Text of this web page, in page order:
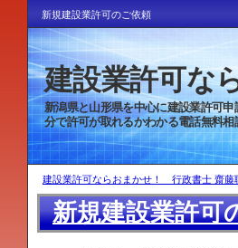
新規建設業許可のご依頼
建設業許可ならおまかせ！ 行政書士 齋藤
新規建設業許可
建設業許可な
新潟県と山形県を中
分で許可が取れるかわかる電話無料